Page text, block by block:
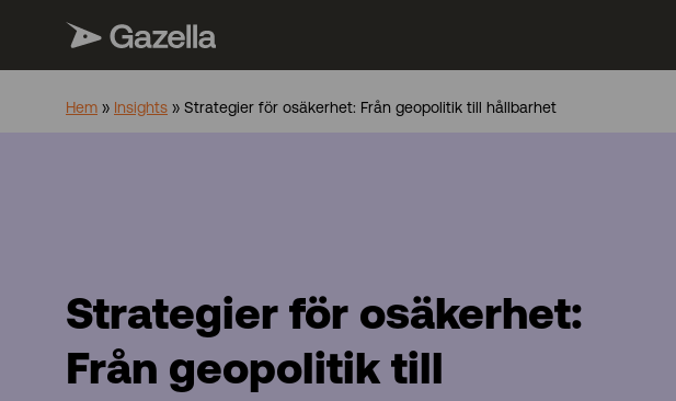
Hem » Insights » Strategier för osäkerhet: Från geopolitik till hållbarhet
Strategier för osäkerhet:
Från geopolitik till